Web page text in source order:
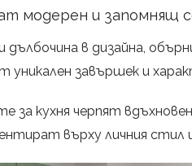
модерен и запомнящ
в дизайна,
уникален завършек и
за кухня черпят
върху личния